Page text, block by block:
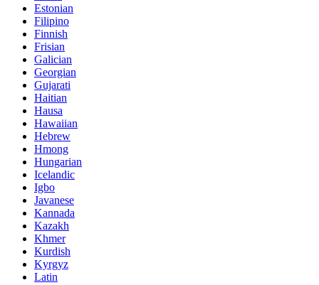
Estonian
Filipino
Finnish
Frisian
Galician
Georgian
Gujarati
Haitian
Hausa
Hawaiian
Hebrew
Hmong
Hungarian
Icelandic
Igbo
Javanese
Kannada
Kazakh
Khmer
Kurdish
Kyrgyz
Latin